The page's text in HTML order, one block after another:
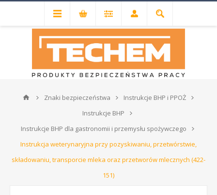
Znaki bezpieczeństwa
Instrukcje BHP i PPOŻ
Instrukcje BHP
Instrukcje BHP dla gastronomii i przemysłu spożywczego
Instrukcja weterynaryjna przy pozyskiwaniu, przetwórstwie,
składowaniu, transporcie mleka oraz przetworów mlecznych (422-
151)